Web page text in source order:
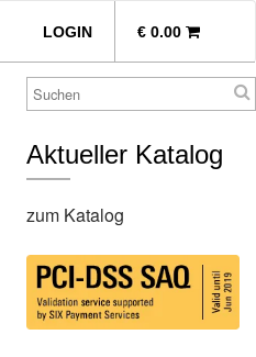
LOGIN € 0.00
Aktueller Katalog
zum Katalog